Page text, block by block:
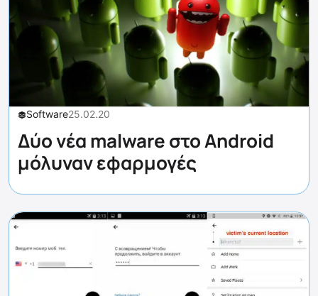
Software25.02.20
Δύο νέα malware στο Android
μόλυναν εφαρμογές